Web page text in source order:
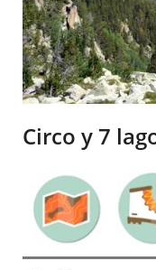
Circo y 7